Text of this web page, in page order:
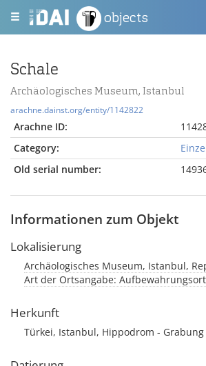
objects
Schale
Archäologisches Museum, Istanbul
arachne.dainst.org/entity/1142822
Arachne ID:
Category:
Old serial number:
Informationen zum Objekt
Lokalisierung
Archäologisches Museum, Istanbul,
Art der Ortsangabe: Aufbewahrungsort
Herkunft
Türkei, Istanbul, Hippodrom - Grabung